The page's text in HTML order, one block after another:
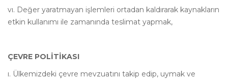
vı. Değer yaratmayan işlemleri ortadan kaldırarak kaynakların
etkin kullanımı ile zamanında teslimat yapmak,
ÇEVRE POLİTİKASI
ı. Ülkemizdeki çevre mevzuatını takip edip, uymak ve